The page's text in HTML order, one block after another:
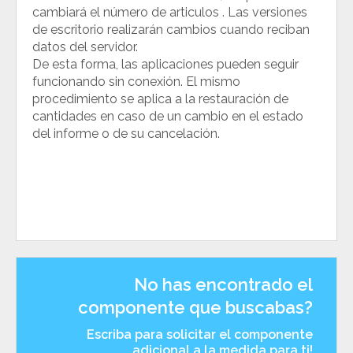
cambiará el número de articulos . Las versiones
de escritorio realizarán cambios cuando reciban
datos del servidor.
De esta forma, las aplicaciones pueden seguir
funcionando sin conexión. El mismo
procedimiento se aplica a la restauración de
cantidades en caso de un cambio en el estado
del informe o de su cancelación.
No has encontrado el
componente que buscabas?
Escriba para solicitar el componente
adicional a la medida para ti!